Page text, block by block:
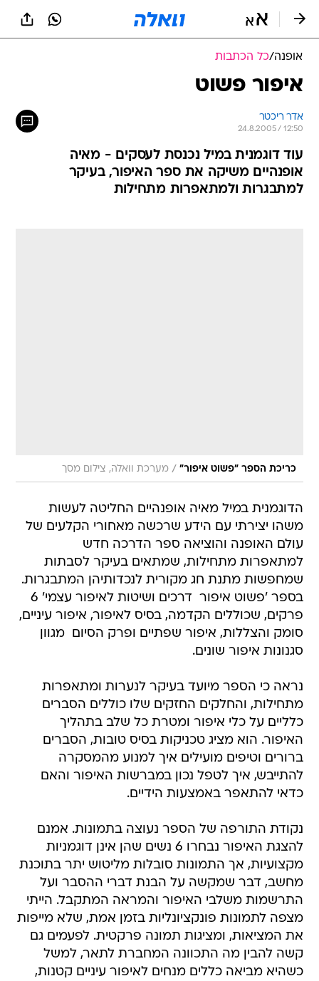
אופנה/כל הכתבות
איפור פשוט
אדר ריכטר
24.8.2005 / 12:50
עוד דוגמנית במיל נכנסת לעסקים - מאיה
אופנהיים משיקה את ספר האיפור, בעיקר
למתבגרות ולמתאפרות מתחילות
כריכת הספר "פשוט איפור" / מערכת וואלה, צילום מסך
הדוגמנית במיל מאיה אופנהיים החליטה לעשות
משהו יצירתי עם הידע שרכשה מאחורי הקלעים של
עולם האופנה והוציאה ספר הדרכה חדש
למתאפרות מתחילות, שמתאים בעיקר לסבתות
שמחפשות מתנת חג מקורית לנכדותיהן המתבגרות.
בספר 'פשוט איפור  דרכים ושיטות לאיפור עצמי' 6
פרקים, שכוללים הקדמה, בסיס לאיפור, איפור עיניים,
סומק והצללות, איפור שפתיים ופרק הסיום  מגוון
סגנונות איפור שונים.
נראה כי הספר מיועד בעיקר לנערות ומתאפרות
מתחילות, והחלקים החזקים שלו כוללים הסברים
כלליים על כלי איפור ומטרת כל שלב בתהליך
האיפור. הוא מציג טכניקות בסיס טובות, הסברים
ברורים וטיפים מועילים איך למנוע מהמסקרה
להתייבש, איך לטפל נכון במברשות האיפור והאם
כדאי להתאפר באמצעות הידיים.
נקודת התורפה של הספר נעוצה בתמונות. אמנם
להצגת האיפור נבחרו 6 נשים שהן אינן דוגמניות
מקצועיות, אך התמונות סובלות מליטוש יתר בתוכנת
מחשב, דבר שמקשה על הבנת דברי ההסבר ועל
התרשמות משלבי האיפור והמראה המתקבל. הייתי
מצפה לתמונות פונקציונליות בזמן אמת, שלא מייפות
את המציאות, ומציגות תמונה פרקטית. לפעמים גם
קשה להבין מה התכוונה המחברת לתאר, למשל
כשהיא מביאה כללים מנחים לאיפור עיניים קטנות,